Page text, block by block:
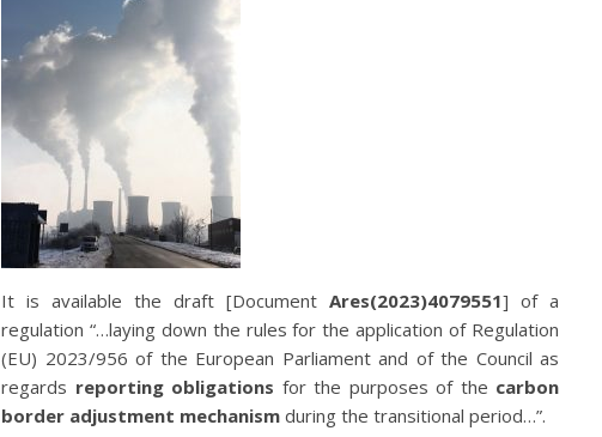
It is available the draft [Document Ares(2023)4079551] of a
regulation “…laying down the rules for the application of Regulation
(EU) 2023/956 of the European Parliament and of the Council as
regards reporting obligations for the purposes of the carbon
border adjustment mechanism during the transitional period…”.